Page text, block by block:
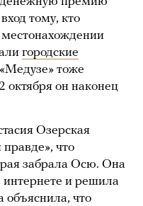
тому, кто
городские
тоже
октября он наконец
Озерская
что
забрала Осю. Она
интернете и решила
объяснила, что